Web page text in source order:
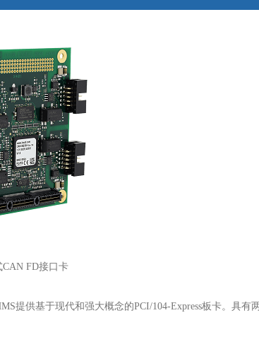
FD接口卡
供基于现代和强大概念的PCI/104-Express板卡。具有